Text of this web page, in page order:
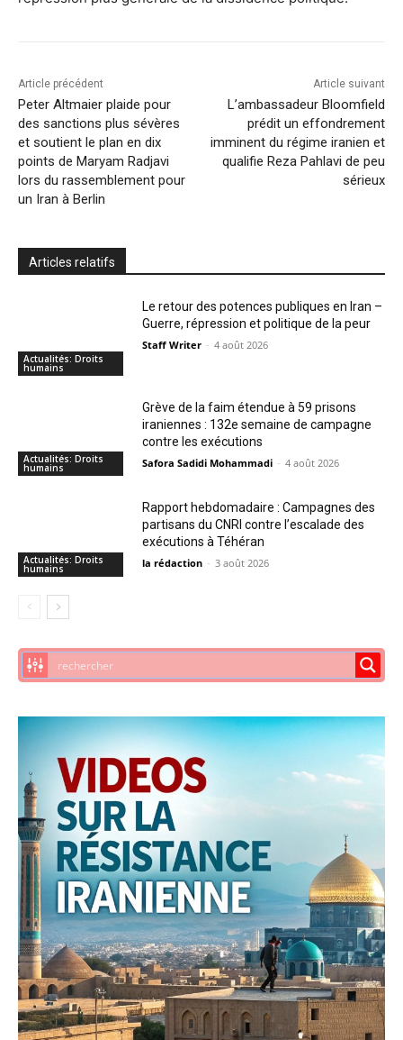
Article précédent
Peter Altmaier plaide pour
des sanctions plus sévères
et soutient le plan en dix
points de Maryam Radjavi
lors du rassemblement pour
un Iran à Berlin
Article suivant
L’ambassadeur Bloomfield
prédit un effondrement
imminent du régime iranien et
qualifie Reza Pahlavi de peu
sérieux
Articles relatifs
Actualités: Droits
humains
Le retour des potences publiques en Iran –
Guerre, répression et politique de la peur
Staff Writer - 4 août 2026
Actualités: Droits
humains
Grève de la faim étendue à 59 prisons
iraniennes : 132e semaine de campagne
contre les exécutions
Safora Sadidi Mohammadi - 4 août 2026
Actualités: Droits
humains
Rapport hebdomadaire : Campagnes des
partisans du CNRI contre l’escalade des
exécutions à Téhéran
la rédaction - 3 août 2026